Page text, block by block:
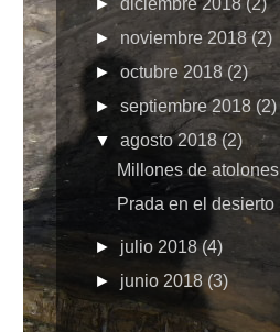
►diciembre 2018 (2)
► noviembre 2018(2)
►octubre 2018(2)
►septiembre 2018 (2)
▼agosto 2018(2)
Millones de atolones
Prada en el desierto
► julio 2018(4)
► junio 2018 (3)